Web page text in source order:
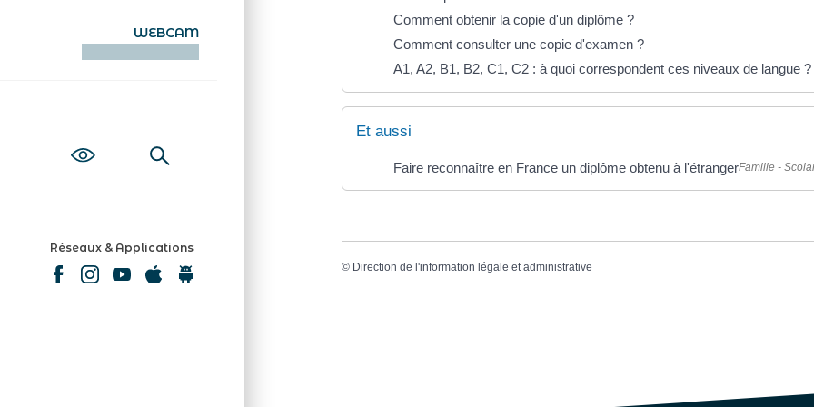
WEBCAM
Réseaux & Applications
Comment obtenir la copie d'un diplôme ?
Comment consulter une copie d'examen ?
A1, A2, B1, B2, C1, C2 : à quoi correspondent ces niveaux de langue ?
Et aussi
Faire reconnaître en France un diplôme obtenu à l'étrangerFamille -
© Direction de l'information légale et administrative